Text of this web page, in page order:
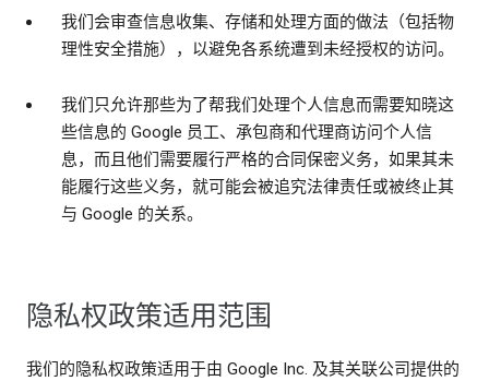
我们会审查信息收集、存储和处理方面的做法（包括物
理性安全措施），以避免各系统遭到未经授权的访问。
我们只允许那些为了帮我们处理个人信息而需要知晓这
些信息的 Google 员工、承包商和代理商访问个人信
息，而且他们需要履行严格的合同保密义务，如果其未
能履行这些义务，就可能会被追究法律责任或被终止其
与 Google 的关系。
隐私权政策适用范围
我们的隐私权政策适用于由 Google Inc. 及其关联公司提供的